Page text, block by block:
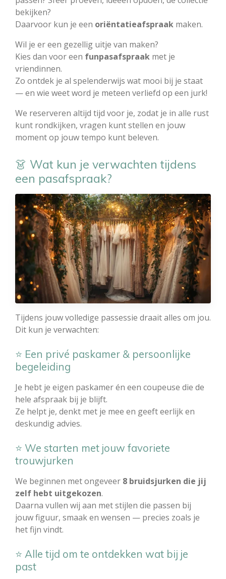
bekijken?
Daarvoor kun je een oriëntatieafspraak maken.
Wil je er een gezellig uitje van maken?
Kies dan voor een funpasafspraak met je
vriendinnen.
Zo ontdek je al spelenderwijs wat mooi bij je staat
— en wie weet word je meteen verliefd op een jurk!
We reserveren altijd tijd voor je, zodat je in alle rust
kunt rondkijken, vragen kunt stellen en jouw
moment op jouw tempo kunt beleven.
👗 Wat kun je verwachten tijdens
een pasafspraak?
Tijdens jouw volledige passessie draait alles om jou.
Dit kun je verwachten:
⭐ Een privé paskamer & persoonlijke
begeleiding
Je hebt je eigen paskamer én een coupeuse die de
hele afspraak bij je blijft.
Ze helpt je, denkt met je mee en geeft eerlijk en
deskundig advies.
⭐ We starten met jouw favoriete
trouwjurken
We beginnen met ongeveer 8 bruidsjurken die jij
zelf hebt uitgekozen.
Daarna vullen wij aan met stijlen die passen bij
jouw figuur, smaak en wensen — precies zoals je
het fijn vindt.
⭐ Alle tijd om te ontdekken wat bij je
past